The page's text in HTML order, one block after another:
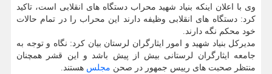
وی با اعلان اینکه بنیاد شهید محراب دستگاه های انقلابی است، تاکید
کرد: دستگاه های انقلابی وظیفه دارند این محراب را در تمام حالات
خود محکم نگه دارند.
مدیرکل بنیاد شهید و امور ایثارگران لرستان بیان کرد: نگاه و توجه به
جامعه ایثارگران لرستانی بیش از پیش باشد و این قشر همچنان
منتظر صحبت های رییس جمهور در صحن مجلس هستند.